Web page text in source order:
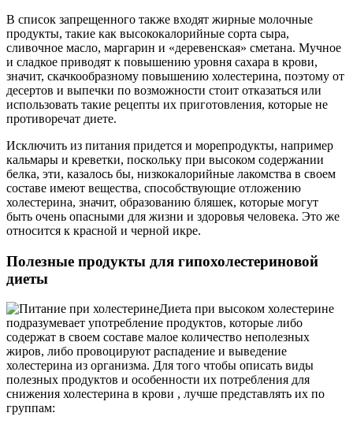
В список запрещенного также входят жирные молочные
продукты, такие как высококалорийные сорта сыра,
сливочное масло, маргарин и «деревенская» сметана. Мучное
и сладкое приводят к повышению уровня сахара в крови,
значит, скачкообразному повышению холестерина, поэтому от
десертов и выпечки по возможности стоит отказаться или
использовать такие рецепты их приготовления, которые не
противоречат диете.
Исключить из питания придется и морепродукты, например
кальмары и креветки, поскольку при высоком содержании
белка, эти, казалось бы, низкокалорийные лакомства в своем
составе имеют вещества, способствующие отложению
холестерина, значит, образованию бляшек, которые могут
быть очень опасными для жизни и здоровья человека. Это же
относится к красной и черной икре.
Полезные продукты для гипохолестериновой
диеты
Диета при высоком холестерине
подразумевает употребление продуктов, которые либо
содержат в своем составе малое количество неполезных
жиров, либо провоцируют распадение и выведение
холестерина из организма. Для того чтобы описать виды
полезных продуктов и особенности их потребления для
снижения холестерина в крови , лучше представлять их по
группам: